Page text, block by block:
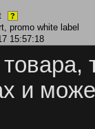
?
promo white label
15:57:18
и